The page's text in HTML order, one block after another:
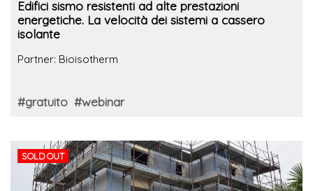
Edifici sismo resistenti ad alte prestazioni
energetiche. La velocità dei sistemi a cassero
isolante
Partner: Bioisotherm
#gratuito #webinar
SOLD OUT